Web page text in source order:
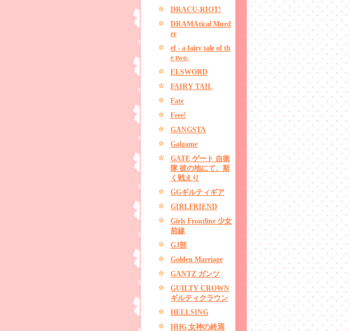
DRACU-RIOT!
DRAMAtical Murd
er
ef - a fairy tale of th
e two.
ELSWORD
FAIRY TAIL
Fate
Free!
GANGSTA
Galgame
GATE ゲート 自衛
隊 彼の地にて、斯
く戦えり
GGギルティギア
GIRLFRIEND
Girls Frontline 少女
前線
GJ部
Golden Marriage
GANTZ ガンツ
GUILTY CROWN
ギルティクラウン
HELLSING
HHG 女神の終焉